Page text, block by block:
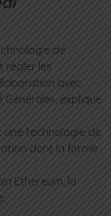
de
régler les
avec
explique
une technologie de
dont la forme
Ethereum, la